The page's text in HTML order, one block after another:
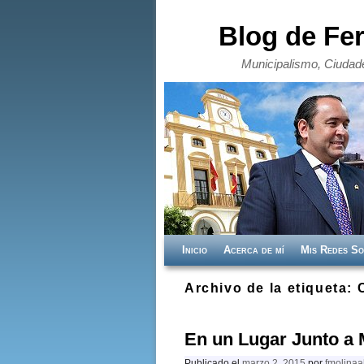
Blog de
Municipalismo,
Inicio Acerca de mí Mis Redes
Archivo de la etiqueta:
En un Lugar Junto a